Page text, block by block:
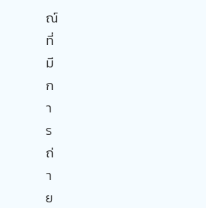
ณ์
ที่
มี
ก
า
ร
ถ่
า
ย